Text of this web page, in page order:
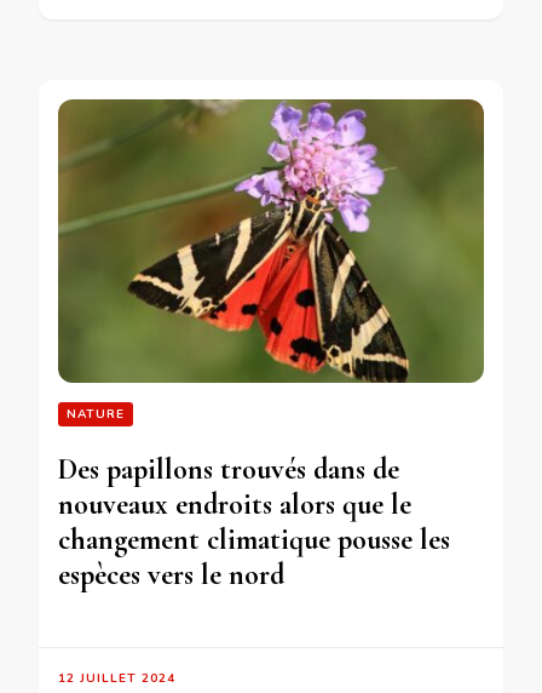
NATURE
Des papillons trouvés dans de
nouveaux endroits alors que le
changement climatique pousse les
espèces vers le nord
12 JUILLET 2024